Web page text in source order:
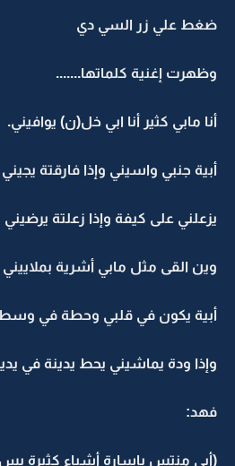
ضغط علي زر السي دي
وظهرت إغنية كلماتها.......
أنا مابي كثير أنا ابي خل(ن) يوافيني.
أبية جنبي واسيني وإذا فارقتة يجيني
يزعلني على كيفة وإذا زعلتة يرضيني
وين القى مثل مابي أشرية بملاييني
أبية يكون في قلبي وحطة في
وإذا ودة يماشيني يحط يدينة في
فهد:
(أبي منتس ياسارة أشياء كثيرة بس